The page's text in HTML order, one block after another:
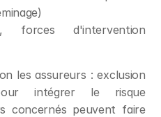
forces d'intervention
les assureurs : exclusion
intégrer le risque
concernés peuvent faire